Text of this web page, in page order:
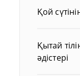
Қой
Қытай
әдістері